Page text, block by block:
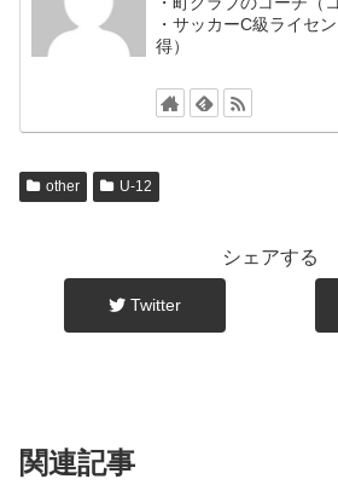
・サッカーC級ライセ
得）
other U-12
シェアする
Twitter
関連記事